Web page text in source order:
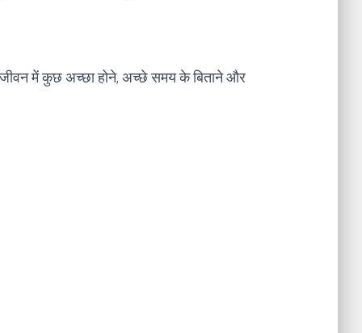
में कुछ अच्छा होने, अच्छे समय के बिताने और